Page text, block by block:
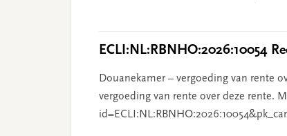
ECLI:NL:RBNHO:2026:10054
Douanekamer – vergoeding van rente
vergoeding van rente over deze rente.